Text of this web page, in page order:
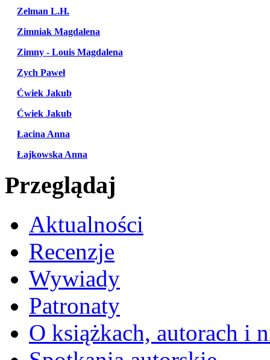
Zelman L.H.
Zimniak Magdalena
Zimny - Louis Magdalena
Zych Paweł
Ćwiek Jakub
Ćwiek Jakub
Łacina Anna
Łajkowska Anna
Przeglądaj
Aktualności
Recenzje
Wywiady
Patronaty
O książkach, autorach i